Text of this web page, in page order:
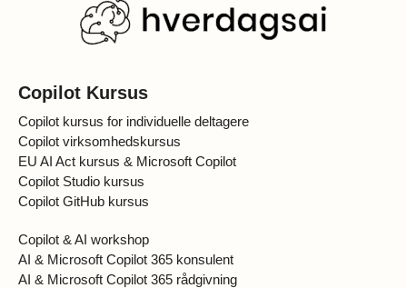
Copilot Kursus
Copilot kursus for individuelle deltagere
Copilot virksomhedskursus
EU AI Act kursus & Microsoft Copilot
Copilot Studio kursus
Copilot GitHub kursus
Copilot & AI workshop
AI & Microsoft Copilot 365 konsulent
AI & Microsoft Copilot 365 rådgivning